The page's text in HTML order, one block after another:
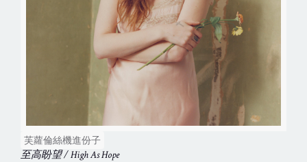
芙蘿倫絲機進份子
至高盼望 / High As Hope